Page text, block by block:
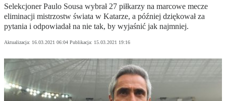
Selekcjoner Paulo Sousa wybrał 27 piłkarzy na marcowe mecze
eliminacji mistrzostw świata w Katarze, a później dziękował za
pytania i odpowiadał na nie tak, by wyjaśnić jak najmniej.
Aktualizacja: 16.03.2021 06:04 Publikacja: 15.03.2021 19:16